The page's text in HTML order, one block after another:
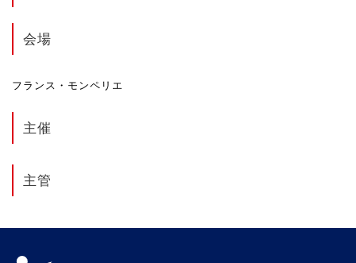
会場
フランス・モンペリエ
主催
主管